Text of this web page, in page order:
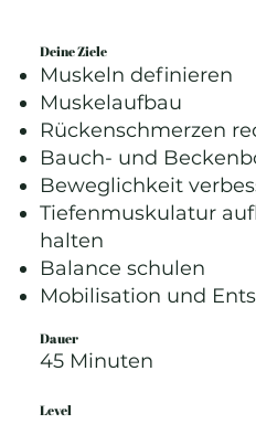
Deine Ziele
Muskeln definieren
Muskelaufbau
Rückenschmerzen
Bauch- und
Beweglichkeit
Tiefenmuskulatur
halten
Balance schulen
Mobilisation und
Dauer
45 Minuten
Level